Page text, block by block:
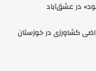
در عشق‌آباد